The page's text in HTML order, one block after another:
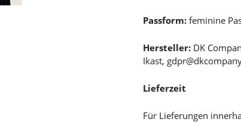
Passform: feminine
Hersteller: DK
Ikast,
Lieferzeit
Für Lieferungen